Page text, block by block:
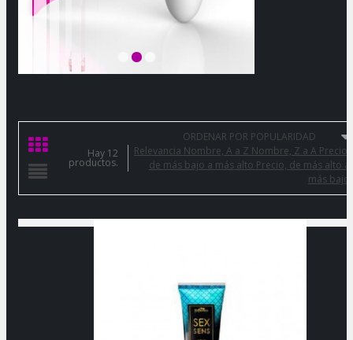
Hay 12
productos.
ORDENAR POR POPULARIDAD
Relevancia Nombre, A a Z Nombre, Z a A Precio:
de más bajo a más alto Precio, de más alto a
más bajo